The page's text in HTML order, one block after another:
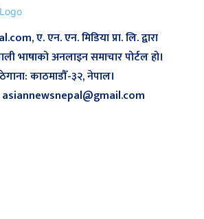
ए. एन. एन. मिडिया प्रा. लि. द्वारा
भाषाको अनलाइन समाचार पोर्टल हो।
ठेगाना: काठमाडौँ-३२, नेपाल।
asiannewsnepal@gmail.com